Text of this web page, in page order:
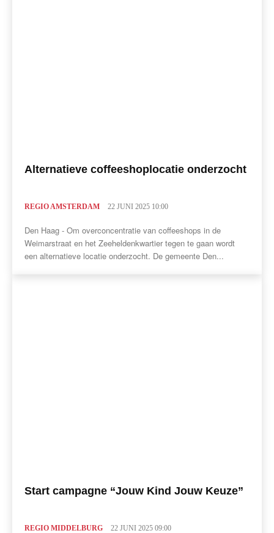
Alternatieve coffeeshoplocatie onderzocht
REGIO AMSTERDAM 22 JUNI 2025 10:00
Den Haag - Om overconcentratie van coffeeshops in de
Weimarstraat en het Zeeheldenkwartier tegen te gaan wordt
een alternatieve locatie onderzocht. De gemeente Den...
Start campagne “Jouw Kind Jouw Keuze”
REGIO MIDDELBURG 22 JUNI 2025 09:00